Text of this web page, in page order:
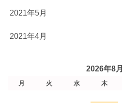
2021年5月
2021年4月
2026年8月
月 火 水 木